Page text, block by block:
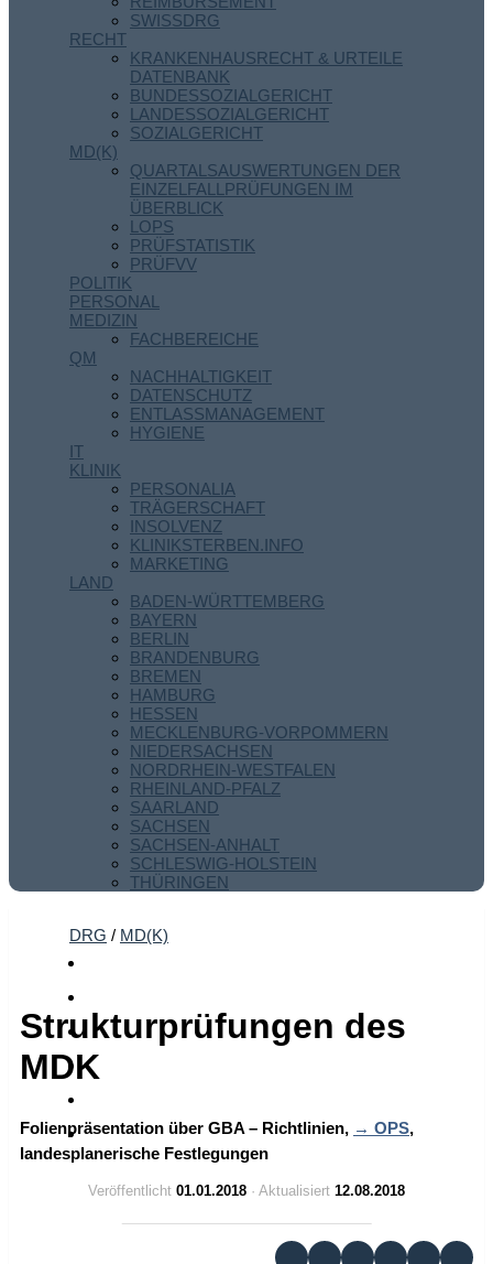
SWISSDRG
RECHT
KRANKENHAUSRECHT & URTEILE
DATENBANK
BUNDESSOZIALGERICHT
LANDESSOZIALGERICHT
SOZIALGERICHT
MD(K)
QUARTALSAUSWERTUNGEN DER
EINZELFALLPRÜFUNGEN IM
ÜBERBLICK
LOPS
PRÜFSTATISTIK
PRÜFVV
POLITIK
PERSONAL
MEDIZIN
FACHBEREICHE
QM
NACHHALTIGKEIT
DATENSCHUTZ
ENTLASSMANAGEMENT
HYGIENE
IT
KLINIK
PERSONALIA
TRÄGERSCHAFT
INSOLVENZ
KLINIKSTERBEN.INFO
MARKETING
LAND
BADEN-WÜRTTEMBERG
BAYERN
BERLIN
BRANDENBURG
BREMEN
HAMBURG
HESSEN
MECKLENBURG-VORPOMMERN
NIEDERSACHSEN
NORDRHEIN-WESTFALEN
RHEINLAND-PFALZ
SAARLAND
SACHSEN
SACHSEN-ANHALT
SCHLESWIG-HOLSTEIN
THÜRINGEN
DRG / MD(K)
Strukturprüfungen des
MDK
Folienpräsentation über GBA – Richtlinien, OPS,
landesplanerische Festlegungen
Veröffentlicht 01.01.2018 · Aktualisiert 12.08.2018